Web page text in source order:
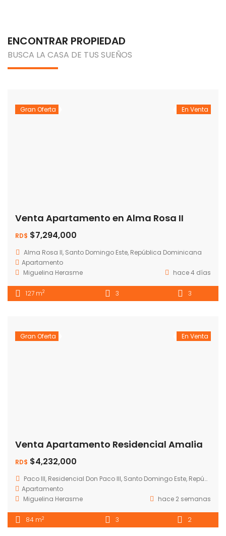
ENCONTRAR PROPIEDAD
BUSCA LA CASA DE TUS SUEÑOS
Gran Oferta En Venta
Venta Apartamento en Alma Rosa II
RD$ $7,294,000
Alma Rosa II, Santo Domingo Este, República Dominicana
Apartamento
Miguelina Herasme
hace 4 días
127 m2 3 3
Gran Oferta En Venta
Venta Apartamento Residencial Amalia
RD$ $4,232,000
Paco III, Residencial Don Paco III, Santo Domingo Este, República Dominicana
Apartamento
Miguelina Herasme
hace 2 semanas
84 m2 3 2